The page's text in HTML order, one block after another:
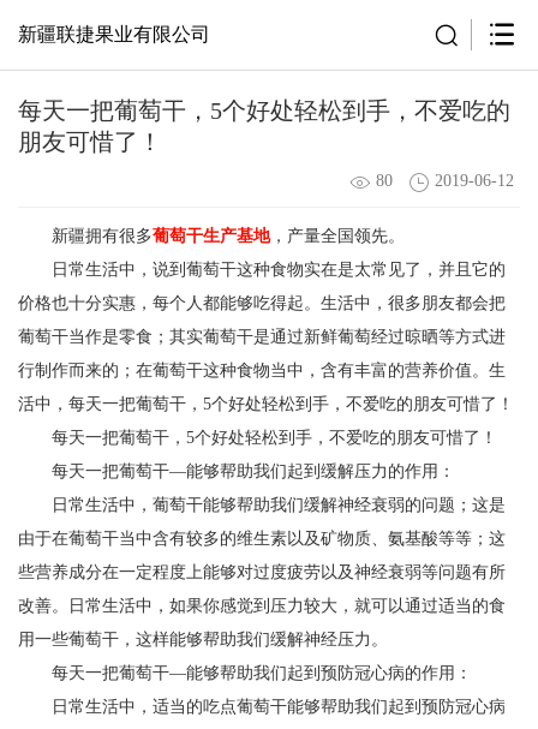
新疆联捷果业有限公司
每天一把葡萄干，5个好处轻松到手，不爱吃的
朋友可惜了！
80 2019-06-12
新疆拥有很多葡萄干生产基地，产量全国领先。
日常生活中，说到葡萄干这种食物实在是太常见了，并且它的
价格也十分实惠，每个人都能够吃得起。生活中，很多朋友都会把
葡萄干当作是零食；其实葡萄干是通过新鲜葡萄经过晾晒等方式进
行制作而来的；在葡萄干这种食物当中，含有丰富的营养价值。生
活中，每天一把葡萄干，5个好处轻松到手，不爱吃的朋友可惜了！
每天一把葡萄干， 5个好处轻松到手，不爱吃的朋友可惜了！
每天一把葡萄干—能够帮助我们起到缓解压力的作用：
日常生活中，葡萄干能够帮助我们缓解神经衰弱的问题；这是
由于在葡萄干当中含有较多的维生素以及矿物质、氨基酸等等；这
些营养成分在一定程度上能够对过度疲劳以及神经衰弱等问题有所
改善。日常生活中，如果你感觉到压力较大，就可以通过适当的食
用一些葡萄干，这样能够帮助我们缓解神经压力。
每天一把葡萄干—能够帮助我们起到预防冠心病的作用：
日常生活中，适当的吃点葡萄干能够帮助我们起到预防冠心病